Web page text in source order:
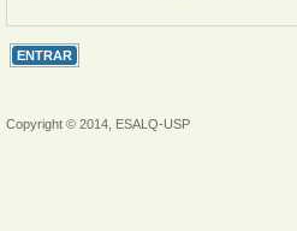
Copyright © 2014, ESALQ-USP